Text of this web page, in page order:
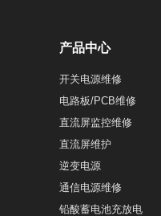
产品中心
开关电源维修
电路板/PCB维修
直流屏监控维修
直流屏维护
逆变电源
通信电源维修
铅酸蓄电池充放电